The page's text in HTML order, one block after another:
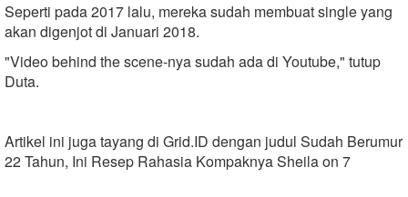
Seperti pada 2017 lalu, mereka sudah membuat single yang
akan digenjot di Januari 2018.
"Video behind the scene-nya sudah ada di Youtube," tutup
Duta.
Artikel ini juga tayang di Grid.ID dengan judul Sudah Berumur
22 Tahun, Ini Resep Rahasia Kompaknya Sheila on 7